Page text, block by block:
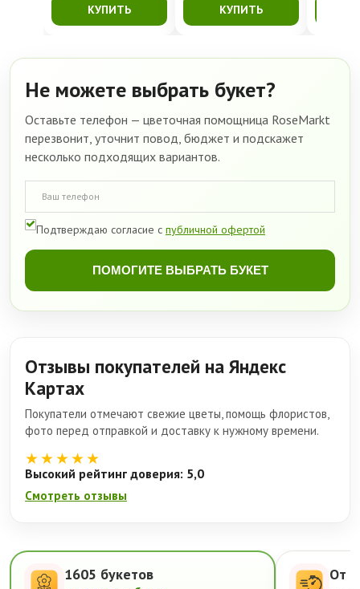
КУПИТЬ КУПИТЬ
Не можете выбрать букет?
Оставьте телефон — цветочная помощница RoseMarkt
перезвонит, уточнит повод, бюджет и подскажет
несколько подходящих вариантов.
Подтверждаю согласие с публичной офертой
ПОМОГИТЕ ВЫБРАТЬ БУКЕТ
Отзывы покупателей на Яндекс
Картах
Покупатели отмечают свежие цветы, помощь флористов,
фото перед отправкой и доставку к нужному времени.
★★★★★
Высокий рейтинг доверия: 5,0
Смотреть отзывы
1605 букетов От